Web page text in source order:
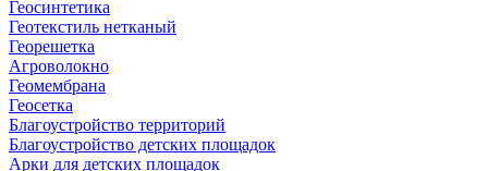
Геосинтетика
Геотекстиль нетканый
Георешетка
Агроволокно
Геомембрана
Геосетка
Благоустройство территорий
Благоустройство детских площадок
Арки для детских площадок